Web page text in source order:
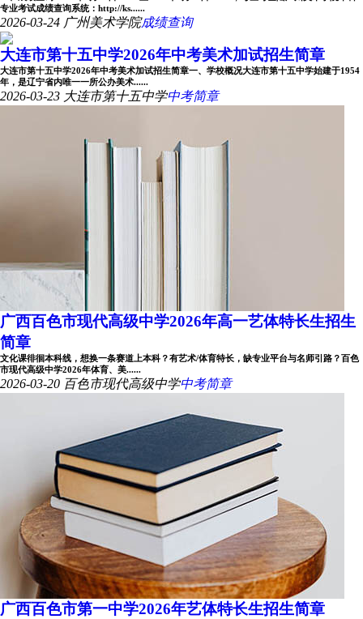
专业考试成绩查询系统：http://ks......
2026-03-24 广州美术学院成绩查询
大连市第十五中学2026年中考美术加试招生简章
大连市第十五中学2026年中考美术加试招生简章一、学校概况大连市第十五中学始建于1954
年，是辽宁省内唯一一所公办美术......
2026-03-23 大连市第十五中学中考简章
广西百色市现代高级中学2026年高一艺体特长生招生
简章
文化课徘徊本科线，想换一条赛道上本科？有艺术/体育特长，缺专业平台与名师引路？百色
市现代高级中学2026年体育、美......
2026-03-20 百色市现代高级中学中考简章
广西百色市第一中学2026年艺体特长生招生简章